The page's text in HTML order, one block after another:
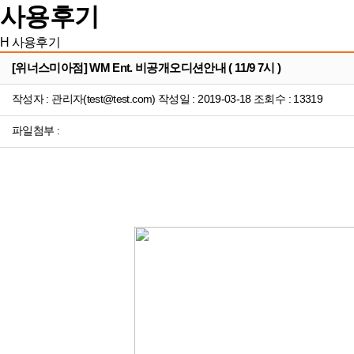
사용후기
H 사용후기
[위너스미아점] WM Ent. 비공개오디션안내 ( 11/9 7시 )
작성자 : 관리자(test@test.com) 작성일 : 2019-03-18 조회수 : 13319
파일첨부 :